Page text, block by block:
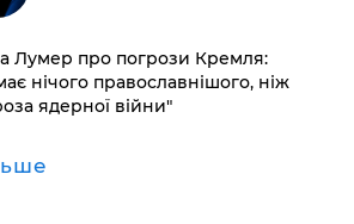
Лумер про погрози Кремля:
нічого православнішого, ніж
ядерної війни"